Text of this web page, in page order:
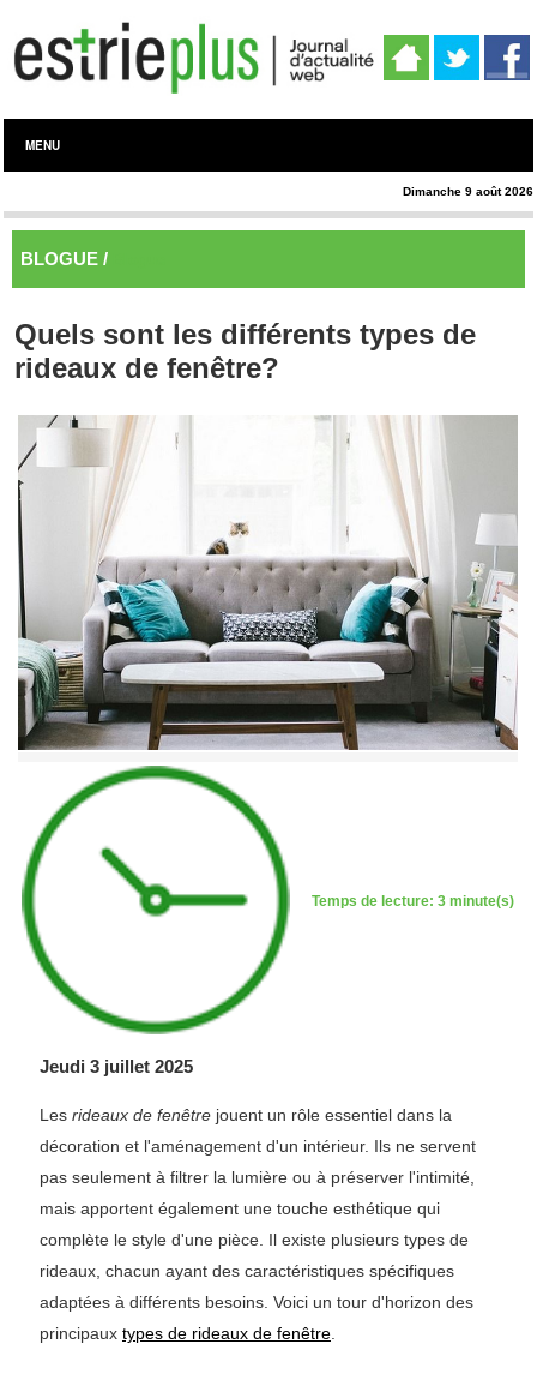
MENU
Dimanche 9 août 2026
BLOGUE /
Quels sont les différents types de
rideaux de fenêtre?
Temps de lecture: 3 minute(s)
Jeudi 3 juillet 2025
Les rideaux de fenêtre jouent un rôle essentiel dans la
décoration et l'aménagement d'un intérieur. Ils ne servent
pas seulement à filtrer la lumière ou à préserver l'intimité,
mais apportent également une touche esthétique qui
complète le style d'une pièce. Il existe plusieurs types de
rideaux, chacun ayant des caractéristiques spécifiques
adaptées à différents besoins. Voici un tour d'horizon des
principaux types de rideaux de fenêtre